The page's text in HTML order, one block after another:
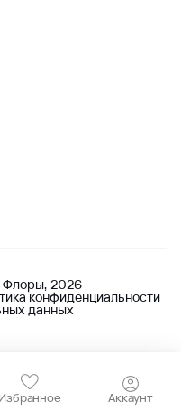
Избранное Аккаунт
Флоры, 2026
конфиденциальности
данных